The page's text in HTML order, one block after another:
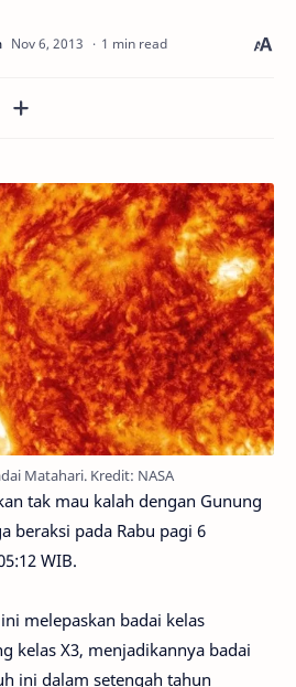
1 min read
Matahari. Kredit: NASA
tak mau kalah dengan Gunung
beraksi pada Rabu pagi 6
WIB.
melepaskan badai kelas
kelas X3, menjadikannya badai
ini dalam setengah tahun